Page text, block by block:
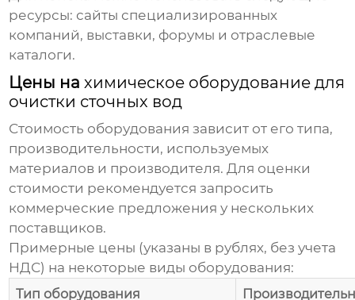
ресурсы: сайты специализированных
компаний, выставки, форумы и отраслевые
каталоги.
Цены нахимическое оборудование для
очистки сточных вод
Стоимость оборудования зависит от его типа,
производительности, используемых
материалов и производителя. Для оценки
стоимости рекомендуется запросить
коммерческие предложения у нескольких
поставщиков.
Примерные цены (указаны в рублях, без учета
НДС) на некоторые виды оборудования:
Тип оборудования